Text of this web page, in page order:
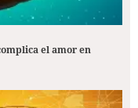
el amor en